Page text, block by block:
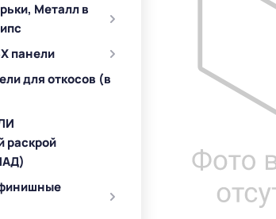
Металл в
панели
для откосов (в
раскрой